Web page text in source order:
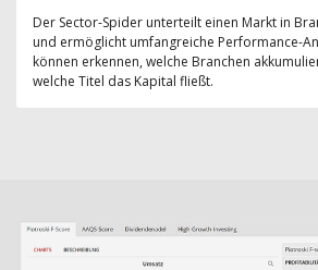
Der Sector-Spider unterteilt einen Markt in
und ermöglicht umfangreiche Performance-
können erkennen, welche Branchen
welche Titel das Kapital fließt.